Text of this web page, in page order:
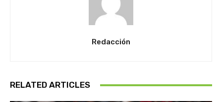
Redacción
RELATED ARTICLES